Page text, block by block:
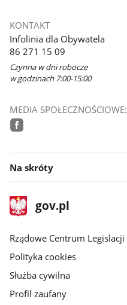
KONTAKT
Infolinia dla Obywatela
86 271 15 09
Czynna w dni robocze
w godzinach 7:00-15:00
MEDIA SPOŁECZNOŚCIOWE:
Na skróty
stopka
gov.plStrona
gov.pl
Rządowe Centrum Legislacji
Polityka cookies
Służba cywilna
Profil zaufany